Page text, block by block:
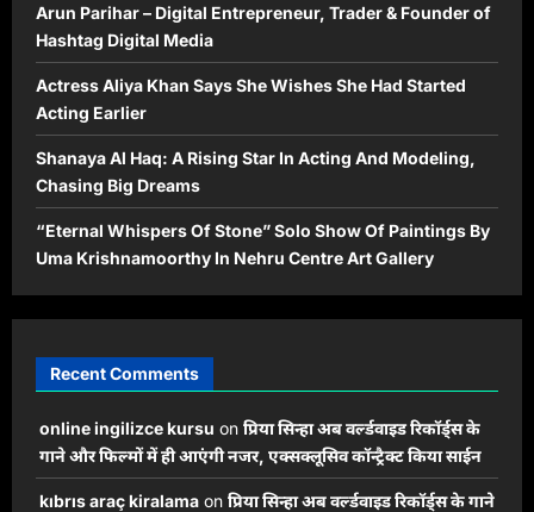
Arun Parihar – Digital Entrepreneur, Trader & Founder of
Hashtag Digital Media
Actress Aliya Khan Says She Wishes She Had Started
Acting Earlier
Shanaya Al Haq: A Rising Star In Acting And Modeling,
Chasing Big Dreams
“Eternal Whispers Of Stone” Solo Show Of Paintings By
Uma Krishnamoorthy In Nehru Centre Art Gallery
Recent Comments
online ingilizce kursu on प्रिया सिन्हा अब वर्ल्डवाइड रिकॉर्ड्स के
गाने और फिल्मों में ही आएंगी नजर, एक्सक्लूसिव कॉन्ट्रैक्ट किया साईन
kıbrıs araç kiralama on प्रिया सिन्हा अब वर्ल्डवाइड रिकॉर्ड्स के गाने